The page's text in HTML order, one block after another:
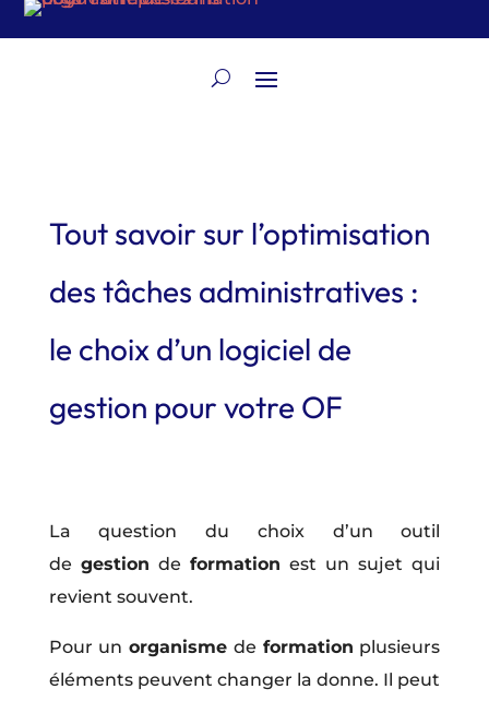
Tout savoir sur l’optimisation
des tâches administratives :
le choix d’un logiciel de
gestion pour votre OF
La questiondu choix d’un outil
de gestion de formation est un sujet qui
revient souvent.
Pour unorganisme de formation plusieurs
éléments peuvent changer la donne. Il peut